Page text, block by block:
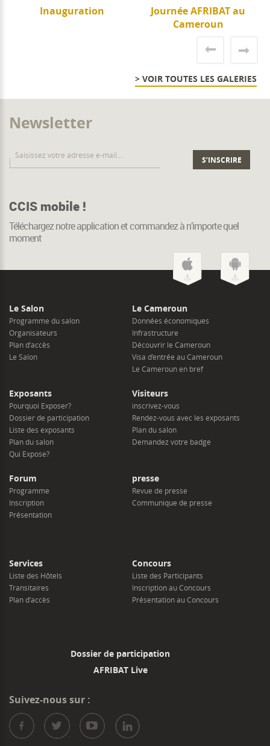
Inauguration
Journée AFRIBAT au
Cameroun
> VOIR TOUTES LES GALERIES
Newsletter
CCIS mobile !
Téléchargez notre application et commandez à n’importe quel
moment
Le Salon
Le Salon
Programme du salon
Organisateurs
Plan d’accès
Le Cameroun
Le Cameroun en bref
Données économiques
Infrastructure
Découvrir le Cameroun
Visa d’entrée au Cameroun
Exposants
Qui Expose?
Pourquoi Exposer?
Dossier de participation
Liste des exposants
Plan du salon
Visiteurs
Demandez votre badge
inscrivez-vous
Rendez-vous avec les exposants
Plan du salon
Forum
Présentation
Programme
Inscription
presse
Communique de presse
Revue de presse
Services
Plan d’accès
Liste des Hôtels
Transitaires
Concours
Présentation au Concours
Liste des Participants
Inscription au Concours
Dossier de participation
AFRIBAT Live
Suivez-nous sur :